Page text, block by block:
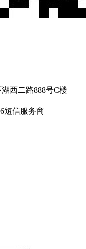
西二路888号C楼
短信服务商